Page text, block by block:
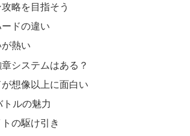
略を目指そう
ドの違い
熱い
システムはある？
想像以上に面白い
ルの魅力
の駆け引き